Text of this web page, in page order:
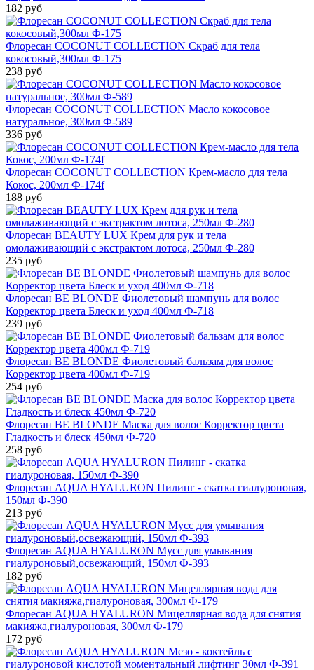
182 руб
Флоресан COCONUT COLLECTION Скраб для тела
кокосовый,300мл Ф-175
238 руб
Флоресан COCONUT COLLECTION Масло кокосовое
натуральное, 300мл Ф-589
336 руб
Флоресан COCONUT COLLECTION Крем-масло для тела
Кокос, 200мл Ф-174f
188 руб
Флоресан BEAUTY LUX Крем для рук и тела
омолаживающий с экстрактом лотоса, 250мл Ф-280
235 руб
Флоресан BE BLONDE Фиолетовый шампунь для волос
Корректор цвета Блеск и уход 400мл Ф-718
239 руб
Флоресан BE BLONDE Фиолетовый бальзам для волос
Корректор цвета 400мл Ф-719
254 руб
Флоресан BE BLONDE Маска для волос Корректор цвета
Гладкость и блеск 450мл Ф-720
258 руб
Флоресан AQUA HYALURON Пилинг - скатка гиалуроновая,
150мл Ф-390
213 руб
Флоресан AQUA HYALURON Мусс для умывания
гиалуроновый,освежающий, 150мл Ф-393
182 руб
Флоресан AQUA HYALURON Мицеллярная вода для снятия
макияжа,гиалуроновая, 300мл Ф-179
172 руб